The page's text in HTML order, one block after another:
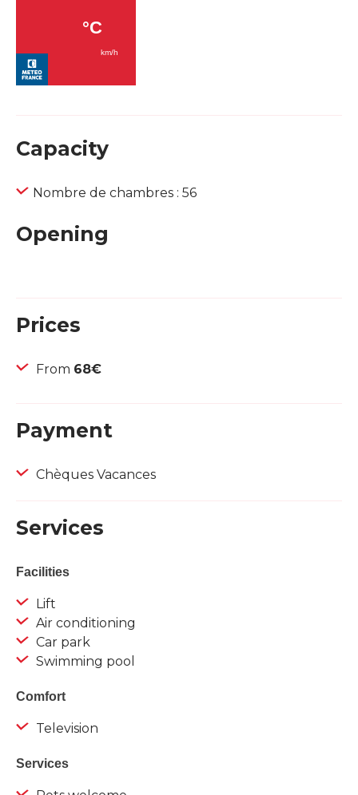
Capacity
Nombre de chambres : 56
Opening
Prices
From 68€
Payment
Chèques Vacances
Services
Facilities
Lift
Air conditioning
Car park
Swimming pool
Comfort
Television
Services